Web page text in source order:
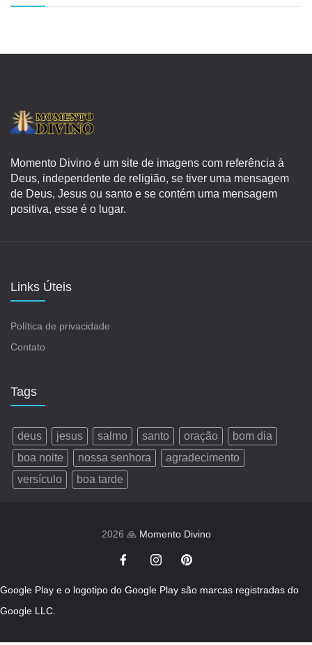
Momento Divino é um site de imagens com referência à
Deus, independente de religião, se tiver uma mensagem
de Deus, Jesus ou santo e se contém uma mensagem
positiva, esse é o lugar.
Links Úteis
Política de privacidade
Contato
Tags
deus jesus salmo santo oração
bom dia
boa noite
nossa senhora
agradecimento
versículo
boa tarde
2026 🙏 Momento Divino
Google Play e o logotipo do Google Play são marcas registradas do
Google LLC.